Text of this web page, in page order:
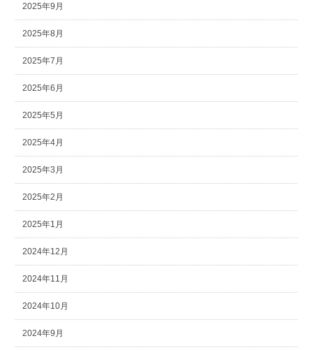
2025年9月
2025年8月
2025年7月
2025年6月
2025年5月
2025年4月
2025年3月
2025年2月
2025年1月
2024年12月
2024年11月
2024年10月
2024年9月